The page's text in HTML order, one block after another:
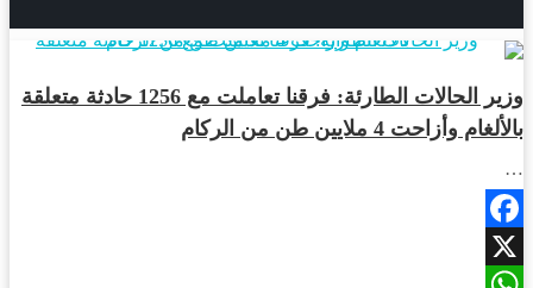
أخبار المحافظات
وزير الحالات الطارئة: فرقنا تعاملت مع 1256 حادثة متعلقة
بالألغام وأزاحت 4 ملايين طن من الركام
…
Facebook
X